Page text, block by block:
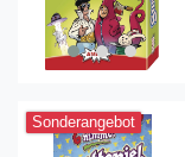
Sonderangebot